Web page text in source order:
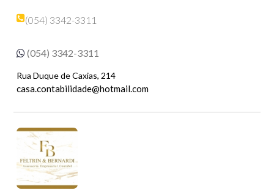
(054) 3342-3311
(054) 3342-3311
Rua Duque de Caxias, 214
casa.contabilidade@hotmail.com